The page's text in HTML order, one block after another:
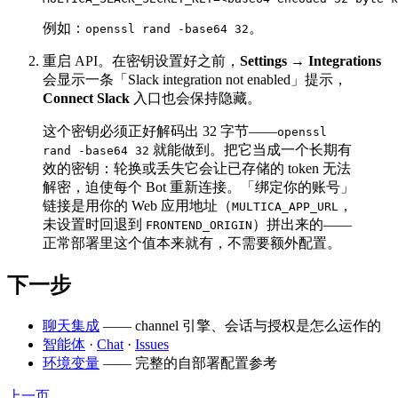
例如： openssl rand -base64 32 。
重启 API。在密钥设置好之前， Settings → Integrations
会显示一条「Slack integration not enabled」提示，
Connect Slack 入口也会保持隐藏。
这个密钥必须正好解码出 32 字节——openssl
rand -base64 32 就能做到。把它当成一个长期有
效的密钥：轮换或丢失它会让已存储的 token 无法
解密，迫使每个 Bot 重新连接。「绑定你的账号」
链接是用你的 Web 应用地址（MULTICA_APP_URL
，
未设置时回退到 FRONTEND_ORIGIN ）拼出来的——
正常部署里这个值本来就有，不需要额外配置。
下一步
聊天集成 —— channel 引擎、会话与授权是怎么运作的
智能体 · Chat · Issues
环境变量 —— 完整的自部署配置参考